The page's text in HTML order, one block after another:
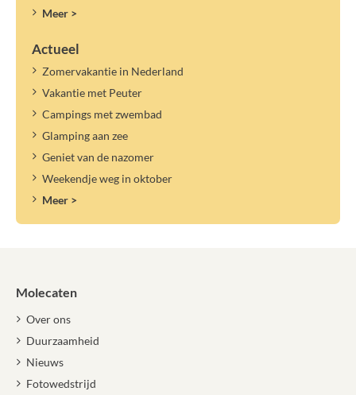
Meer >
Actueel
Zomervakantie in Nederland
Vakantie met Peuter
Campings met zwembad
Glamping aan zee
Geniet van de nazomer
Weekendje weg in oktober
Meer >
Molecaten
Over ons
Duurzaamheid
Nieuws
Fotowedstrijd